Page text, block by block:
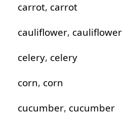
carrot, carrot
cauliflower, cauliflower
celery, celery
corn, corn
cucumber, cucumber